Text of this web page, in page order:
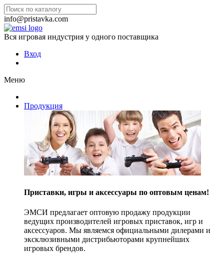
info@pristavka.com
Вся игровая индустрия у одного поставщика
Вход
Меню
Продукция
Приставки, игры и аксессуары по оптовым ценам!
ЭМСИ предлагает оптовую продажу продукции
ведущих производителей игровых приставок, игр и
аксессуаров. Мы являемся официальными дилерами и
эксклюзивными дистрибьюторами крупнейших
игровых брендов.